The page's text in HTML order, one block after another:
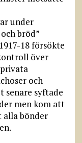
under
bröd”
18 försökte
över
och
senare syftade
men kom att
bönder